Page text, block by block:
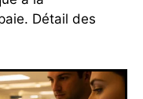
Détail des